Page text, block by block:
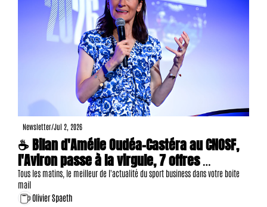
Newsletter/Jul 2, 2026
☕ Bilan d'Amélie Oudéa-Castéra au CNOSF,
l'Aviron passe à la virgule, 7 offres
d'emploi, etc.
Tous les matins, le meilleur de l'actualité du sport business dans votre boite
mail
Olivier Spaeth